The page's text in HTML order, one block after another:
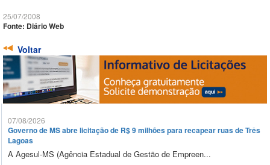
25/07/2008
Fonte: Diário Web
Voltar
07/08/2026
Governo de MS abre licitação de R$ 9 milhões para recapear ruas de Três
Lagoas
A Agesul-MS (Agência Estadual de Gestão de Empreen...